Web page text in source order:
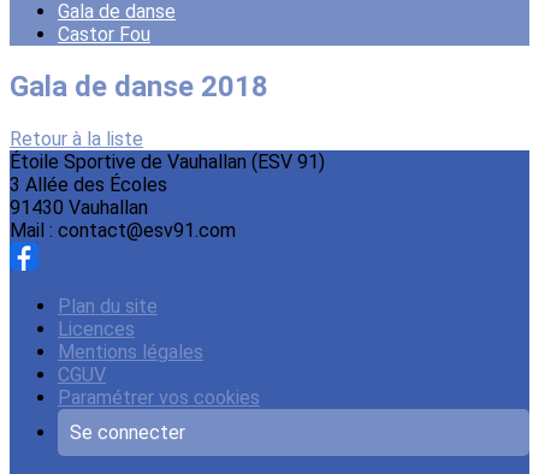
Gala de danse
Castor Fou
Gala de danse 2018
Retour à la liste
Étoile Sportive de Vauhallan (ESV 91)
3 Allée des Écoles
91430 Vauhallan
Mail : contact@esv91.com
Plan du site
Licences
Mentions légales
CGUV
Paramétrer vos cookies
Se connecter